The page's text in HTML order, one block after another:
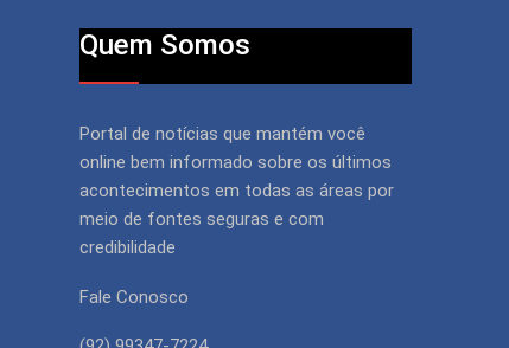
Quem Somos
Portal de notícias que mantém você
online bem informado sobre os últimos
acontecimentos em todas as áreas por
meio de fontes seguras e com
credibilidade
Fale Conosco